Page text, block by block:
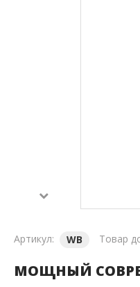
Артикул: WB Товар
МОЩНЫЙ